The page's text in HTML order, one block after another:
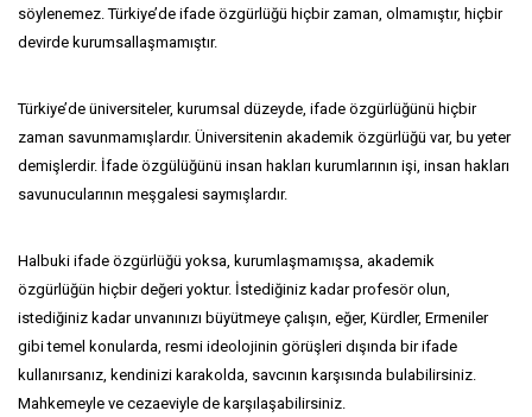
söylenemez. Türkiye’de ifade özgürlüğü hiçbir zaman, olmamıştır, hiçbir
devirde kurumsallaşmamıştır.
Türkiye’de üniversiteler, kurumsal düzeyde, ifade özgürlüğünü hiçbir
zaman savunmamışlardır. Üniversitenin akademik özgürlüğü var, bu yeter
demişlerdir. İfade özgülüğünü insan hakları kurumlarının işi, insan hakları
savunucularının meşgalesi saymışlardır.
Halbuki ifade özgürlüğü yoksa, kurumlaşmamışsa, akademik
özgürlüğün hiçbir değeri yoktur. İstediğiniz kadar profesör olun,
istediğiniz kadar unvanınızı büyütmeye çalışın, eğer, Kürdler, Ermeniler
gibi temel konularda, resmi ideolojinin görüşleri dışında bir ifade
kullanırsanız, kendinizi karakolda, savcının karşısında bulabilirsiniz.
Mahkemeyle ve cezaeviyle de karşılaşabilirsiniz.